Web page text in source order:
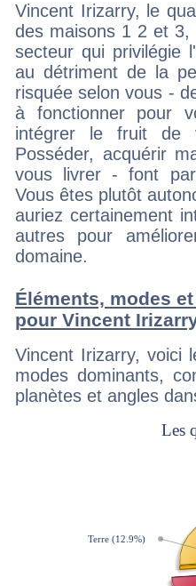
Vincent Irizarry, le
des maisons 1 2 et
secteur qui privilégie
au détriment de la
risquée selon vous -
à fonctionner pour
intégrer le fruit de
Posséder, acquérir
vous livrer - font
Vous êtes plutôt
auriez certainement
autres pour
domaine.
Éléments, modes
pour Vincent
Vincent Irizarry, voici
modes dominants,
planètes et angles